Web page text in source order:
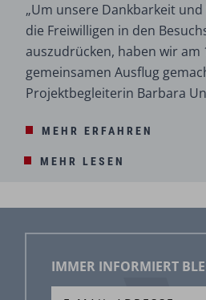
„Um unsere Dankbarkeit
die Freiwilligen in den
auszudrücken, haben wir am
gemeinsamen Ausflug
Projektbegleiterin Barbara
MEHR ERFAHREN
MEHR LESEN
IMMER INFORMIERT